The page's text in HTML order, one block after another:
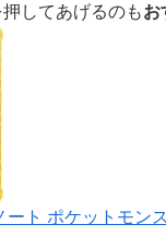
してあげるのもお
ート ポケットモン